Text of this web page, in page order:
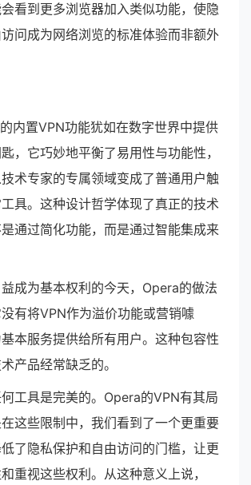
看到更多浏览器加入类似功能，使隐
问成为网络浏览的标准体验而非额外
内置VPN功能犹如在数字世界中提供
，它巧妙地平衡了易用性与功能性，
术专家的专属领域变成了普通用户触
具。这种设计哲学体现了真正的技术
通过简化功能，而是通过智能集成来
成为基本权利的今天，Opera的做法
有将VPN作为溢价功能或营销噱
本服务提供给所有用户。这种包容性
产品经常缺乏的。
工具是完美的。Opera的VPN有其局
这些限制中，我们看到了一个更重要
了隐私保护和自由访问的门槛，让更
重视这些权利。从这种意义上说，